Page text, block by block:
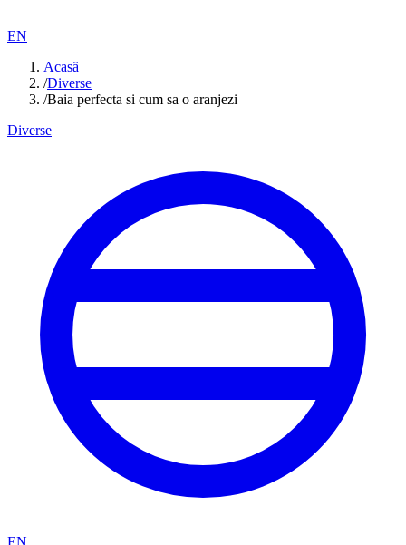
EN
Acasă
/Diverse
/Baia perfecta si cum sa o aranjezi
Diverse
EN